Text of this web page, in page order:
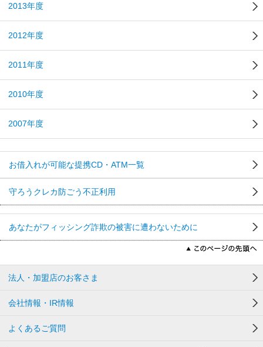
2013年度
2012年度
2011年度
2010年度
2007年度
お借入れが可能な提携CD・ATM一覧
守ろうクレカ防ごう不正利用
あなたがフィッシング詐欺の被害に遭わないために
法人・加盟店のお客さま
会社情報・IR情報
よくあるご質問